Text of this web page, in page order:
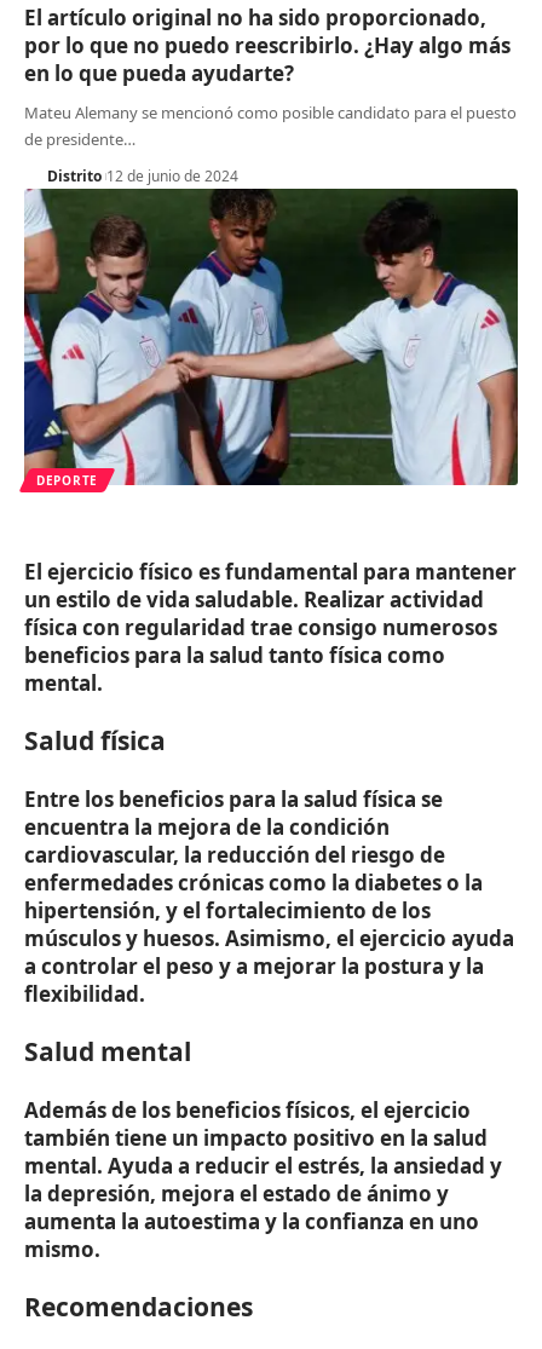
El artículo original no ha sido proporcionado,
por lo que no puedo reescribirlo. ¿Hay algo más
en lo que pueda ayudarte?
Mateu Alemany se mencionó como posible candidato para el puesto
de presidente…
Distrito 12 de junio de 2024
DEPORTE
El ejercicio físico es fundamental para mantener
un estilo de vida saludable. Realizar actividad
física con regularidad trae consigo numerosos
beneficios para la salud tanto física como
mental.
Salud física
Entre los beneficios para la salud física se
encuentra la mejora de la condición
cardiovascular, la reducción del riesgo de
enfermedades crónicas como la diabetes o la
hipertensión, y el fortalecimiento de los
músculos y huesos. Asimismo, el ejercicio ayuda
a controlar el peso y a mejorar la postura y la
flexibilidad.
Salud mental
Además de los beneficios físicos, el ejercicio
también tiene un impacto positivo en la salud
mental. Ayuda a reducir el estrés, la ansiedad y
la depresión, mejora el estado de ánimo y
aumenta la autoestima y la confianza en uno
mismo.
Recomendaciones